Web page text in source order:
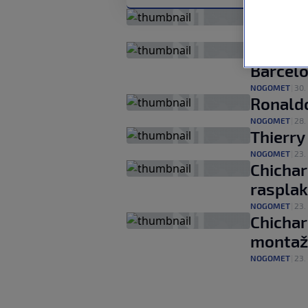
NOGOMET 30.
NOGOMET 28.
NOGOMET 23.
NOGOMET 23.
NOGOMET 23.